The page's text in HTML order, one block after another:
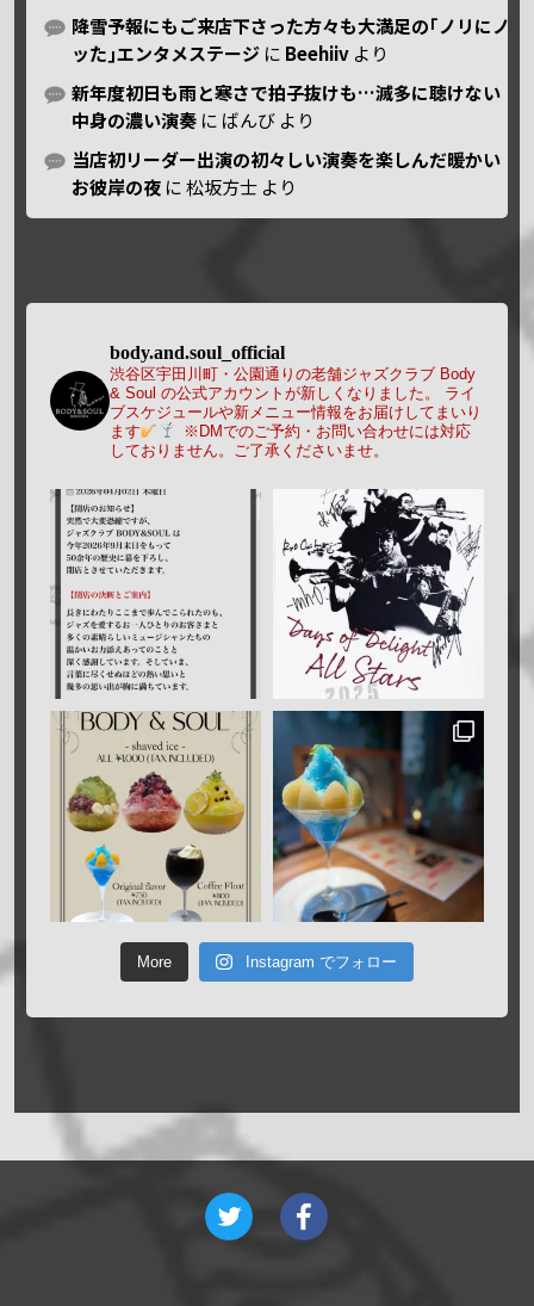
降雪予報にもご来店下さった方々も大満足の｢ノリにノ
ッた｣エンタメステージ に Beehiiv より
新年度初日も雨と寒さで拍子抜けも…滅多に聴けない
中身の濃い演奏 に ばんび より
当店初リーダー出演の初々しい演奏を楽しんだ暖かい
お彼岸の夜 に松坂方士 より
body.and.soul_official
渋谷区宇田川町・公園通りの老舗ジャズクラブ Body
& Soul の公式アカウントが新しくなりました。
ライ
ブスケジュールや新メニュー情報をお届けしてまいり
ます
※DMでのご予約・お問い合わせには対応
しておりません。ご了承くださいませ。
More Instagram でフォロー